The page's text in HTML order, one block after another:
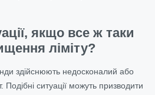
якщо все ж таки
ліміту?
здійснюють недосконалий або
Подібні ситуації можуть призводити